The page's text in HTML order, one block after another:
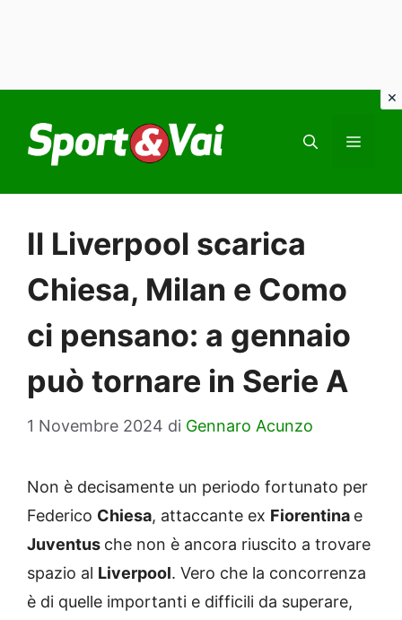
contenuto
Il Liverpool scarica
Chiesa, Milan e Como
ci pensano: a gennaio
può tornare in Serie A
1 Novembre 2024 di Gennaro Acunzo
Non è decisamente un periodo fortunato per
Federico Chiesa, attaccante ex Fiorentina e
Juventus che non è ancora riuscito a trovare
spazio al Liverpool. Vero che la concorrenza
è di quelle importanti e difficili da superare,